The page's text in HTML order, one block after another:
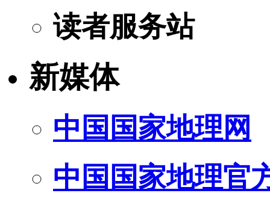
读者服务站
新媒体
中国国家地理网
中国国家地理官